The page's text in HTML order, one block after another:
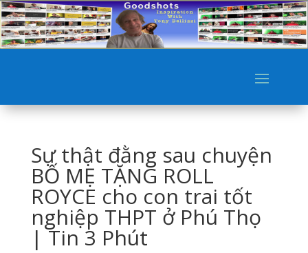
Sự thật đằng sau chuyện
BỐ MẸ TẶNG ROLL
ROYCE cho con trai tốt
nghiệp THPT ở Phú Thọ
| Tin 3 Phút